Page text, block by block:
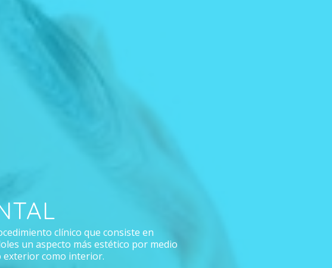
clínico que consiste en
un aspecto más estético por medio
como interior.